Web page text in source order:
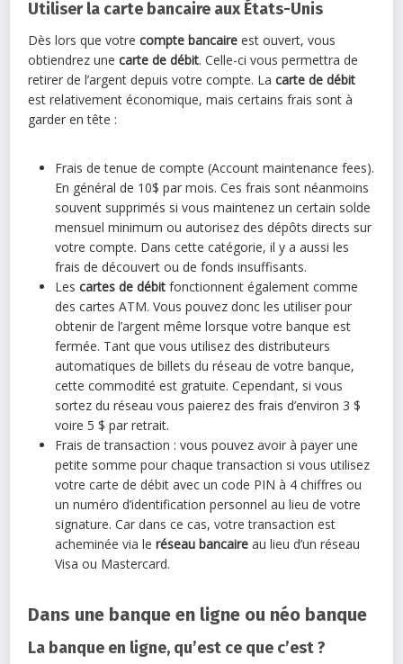
Utiliser la carte bancaire aux États-Unis
Dès lors que votre compte bancaire est ouvert, vous
obtiendrez unecarte de débit. Celle-ci vous permettra de
retirer de l’argent depuis votre compte. Lacarte de débit
est relativement économique, mais certains frais sont à
garder en tête :
Frais de tenue de compte (Account maintenance fees).
En général de 10$ par mois. Ces frais sont néanmoins
souvent supprimés si vous maintenez un certain solde
mensuel minimum ou autorisez des dépôts directs sur
votre compte. Dans cette catégorie, il y a aussi les
frais de découvert ou de fonds insuffisants.
Lescartes de débit fonctionnent également comme
des cartes ATM. Vous pouvez donc les utiliser pour
obtenir de l’argent même lorsque votre banque est
fermée. Tant que vous utilisez des distributeurs
automatiques de billets du réseau de votre banque,
cette commodité est gratuite. Cependant, si vous
sortez du réseau vous paierez des frais d’environ 3 $
voire 5 $ par retrait.
Frais de transaction : vous pouvez avoir à payer une
petite somme pour chaque transaction si vous utilisez
votre carte de débit avec un code PIN à 4 chiffres ou
un numéro d’identification personnel au lieu de votre
signature. Car dans ce cas, votre transaction est
acheminée via leréseau bancaire au lieu d’un réseau
Visa ou Mastercard.
Dans une banque en ligne ou néo banque
La banque en ligne, qu’est ce que c’est ?